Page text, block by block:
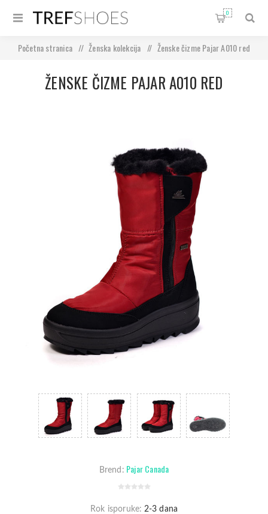
0
Početna stranica / Ženska kolekcija / Ženske čizme Pajar A010 red
ŽENSKE ČIZME PAJAR A010 RED
Brend: Pajar Canada
Rok isporuke: 2-3 dana